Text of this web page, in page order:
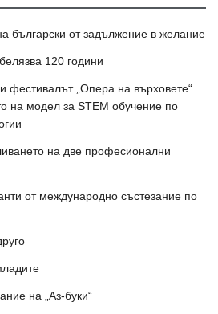
български от задължение в желание
120 години
фестивалът „Опера на върховете“
на модел за STEM обучение по
на две професионални
от международно състезание по
на „Аз-буки“